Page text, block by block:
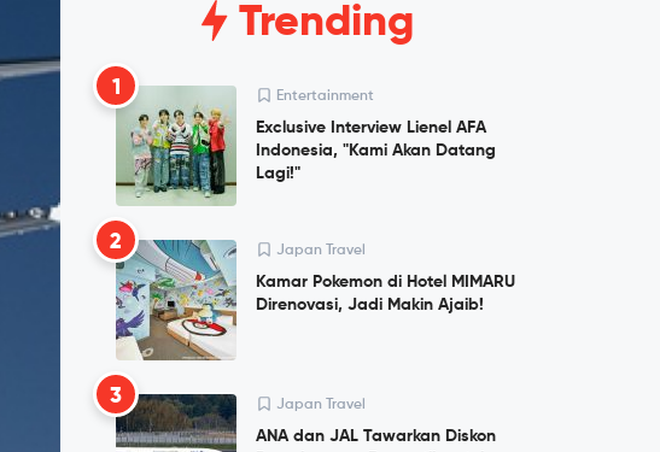
Trending
1 Entertainment
Exclusive Interview Lienel AFA
Indonesia, "Kami Akan Datang
Lagi!"
2 Japan Travel
Kamar Pokemon di Hotel MIMARU
Direnovasi, Jadi Makin Ajaib!
3 Japan Travel
ANA dan JAL Tawarkan Diskon